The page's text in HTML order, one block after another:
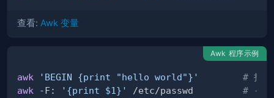
查看: Awk 变量
Awk 程序示例
awk 'BEGIN {print "hello world"}'
# 打
awk -F: '{print $1}' /etc/passwd # -F: